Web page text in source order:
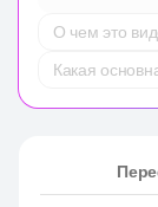
О чем это
Какая